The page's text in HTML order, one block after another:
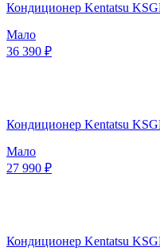
Кондиционер Kentatsu
Мало
36 390 ₽
Кондиционер Kentatsu
Мало
27 990 ₽
Кондиционер Kentatsu